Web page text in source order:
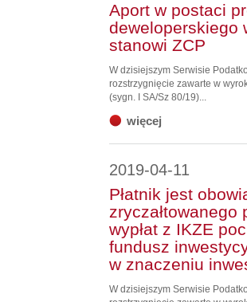
Aport w postaci
deweloperskiego
stanowi ZCP
W dzisiejszym Serwisie
rozstrzygnięcie zawarte w
(sygn. I SA/Sz 80/19)...
więcej
2019-04-11
Płatnik jest
zryczałtowanego
wypłat z IKZE
fundusz
w znaczeniu
W dzisiejszym Serwisie